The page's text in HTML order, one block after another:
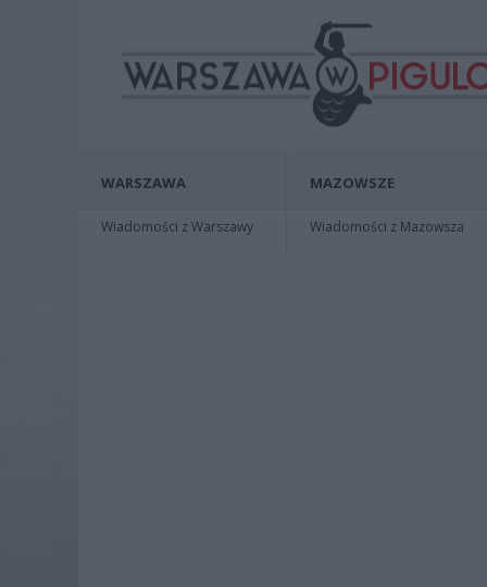
WARSZAWA
Wiadomości z Warszawy
MAZOWSZE
Wiadomości z Mazowsza